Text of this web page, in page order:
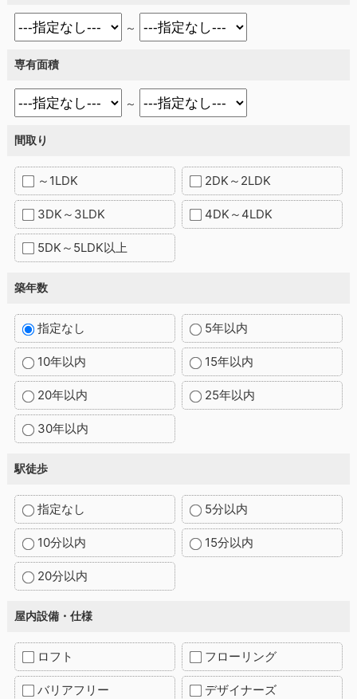
～
専有面積
～
間取り
～1LDK 2DK～2LDK
3DK～3LDK 4DK～4LDK
5DK～5LDK以上
築年数
指定なし 5年以内
10年以内 15年以内
20年以内 25年以内
30年以内
駅徒歩
指定なし 5分以内
10分以内 15分以内
20分以内
屋内設備・仕様
ロフト フローリング
バリアフリー デザイナーズ